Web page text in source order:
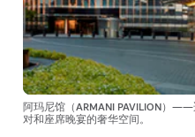
阿玛尼馆（ARMANI PAVILION）
对和座席晚宴的奢华空间。